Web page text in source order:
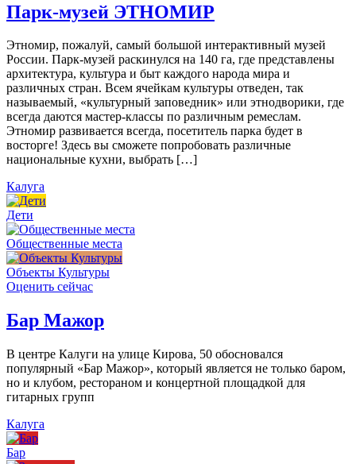
Парк-музей ЭТНОМИР
Этномир, пожалуй, самый большой интерактивный музей
России. Парк-музей раскинулся на 140 га, где представлены
архитектура, культура и быт каждого народа мира и
различных стран. Всем ячейкам культуры отведен, так
называемый, «культурный заповедник» или этнодворики, где
всегда даются мастер-классы по различным ремеслам.
Этномир развивается всегда, посетитель парка будет в
восторге! Здесь вы сможете попробовать различные
национальные кухни, выбрать […]
Калуга
Дети
Общественные места
Объекты Культуры
Оценить сейчас
Бар Мажор
В центре Калуги на улице Кирова, 50 обосновался
популярный «Бар Мажор», который является не только баром,
но и клубом, рестораном и концертной площадкой для
гитарных групп
Калуга
Бар